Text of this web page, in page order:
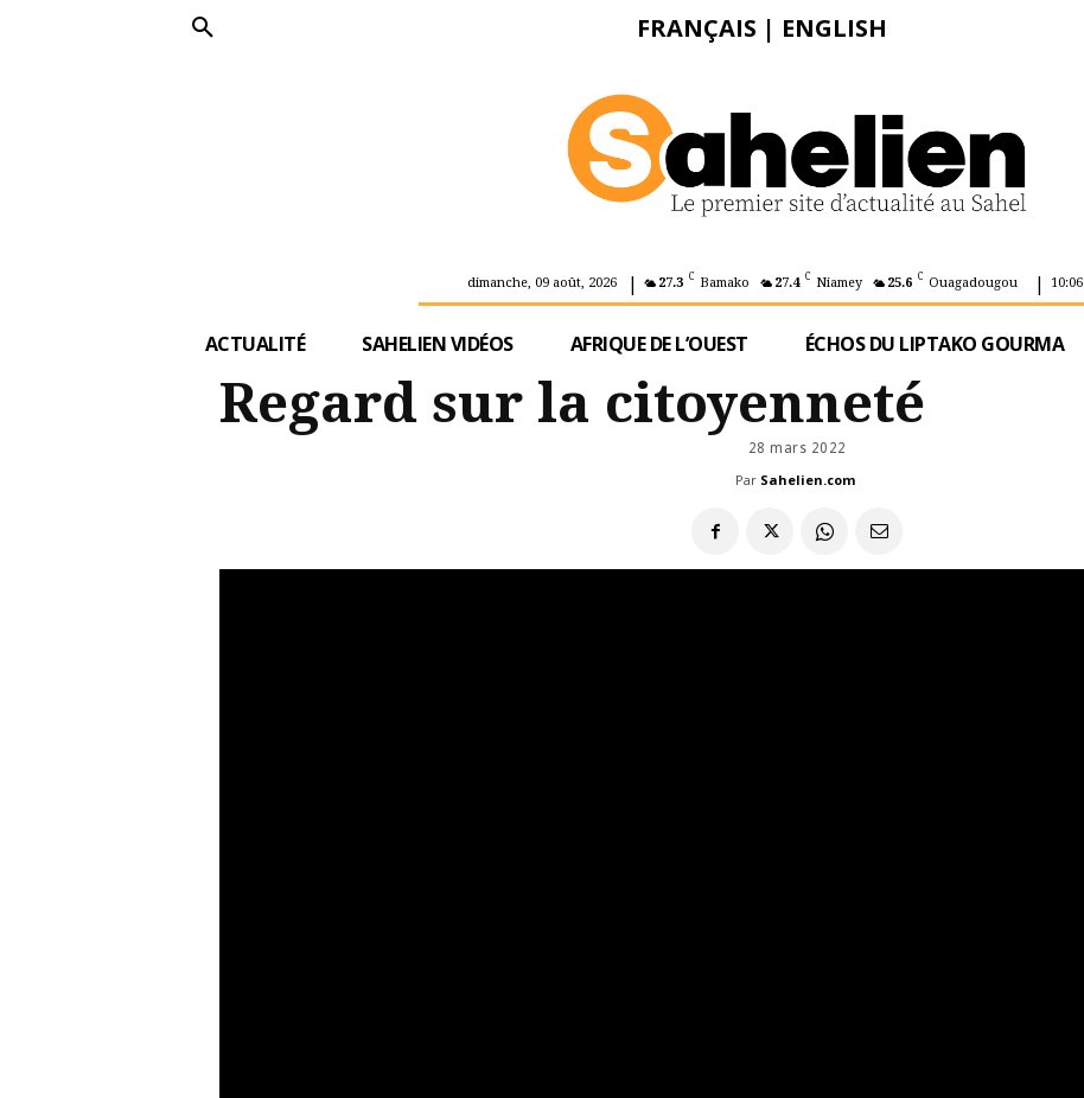
FRANÇAIS | ENGLISH
dimanche, 09 août, 2026 | 27.3 C Bamako 27.4 C Niamey 25.6 C Ouagadougou | 10:06
ACTUALITÉ SAHELIEN VIDÉOS AFRIQUE DE L’OUEST ÉCHOS DU LIPTAKO GOURMA
Regard sur la citoyenneté
28 mars 2022
Par Sahelien.com